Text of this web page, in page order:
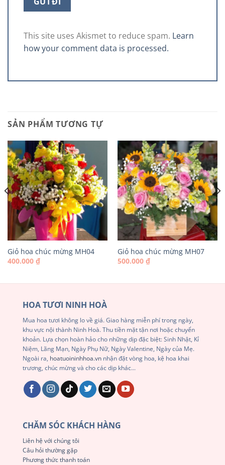
This site uses Akismet to reduce spam. Learn
how your comment data is processed.
SẢN PHẨM TƯƠNG TỰ
Giỏ hoa chúc mừng MH04
400.000 ₫
Giỏ hoa chúc mừng MH07
500.000 ₫
HOA TƯƠI NINH HOÀ
Mua hoa tươi không lo về giá. Giao hàng miễn phí trong ngày,
khu vực nội thành Ninh Hoà. Thu tiền mặt tận nơi hoặc chuyển
khoản. Lựa chọn hoàn hảo cho những dịp đặc biệt: Sinh Nhật, Kỉ
Niệm, Lãng Mạn, Ngày Phụ Nữ, Ngày Valentine, Ngày của Mẹ.
Ngoài ra, hoatuoininhhoa.vn nhận đặt vòng hoa, kệ hoa khai
trương, chúc mừng và cho các dịp khác...
CHĂM SÓC KHÁCH HÀNG
Liên hệ với chúng tôi
Câu hỏi thường gặp
Phương thức thanh toán